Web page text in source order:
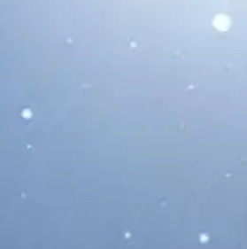
Cómo Fotografiar el
Guía Completa para
Descubre cómo fotografiar